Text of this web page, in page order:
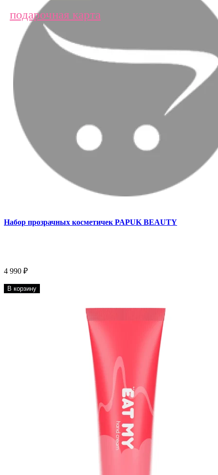
подарочная карта
Набор прозрачных косметичек PAPUK BEAUTY
4 990 ₽
В корзину